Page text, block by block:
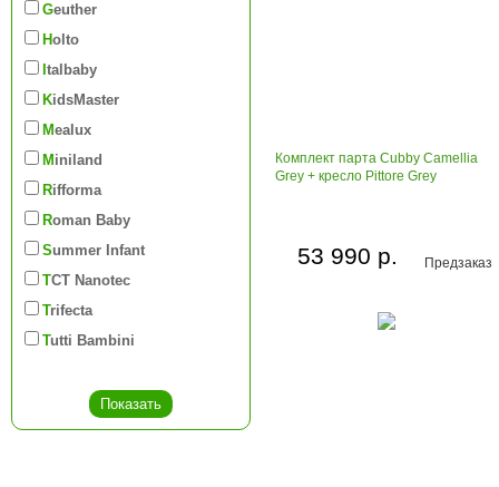
Geuther
Holto
Italbaby
KidsMaster
Mealux
Miniland
Rifforma
Roman Baby
Summer Infant
TCT Nanotec
Trifecta
Tutti Bambini
Комплект парта Cubby Camellia
Grey + кресло Pittore Grey
Предзаказ
53 990 р.